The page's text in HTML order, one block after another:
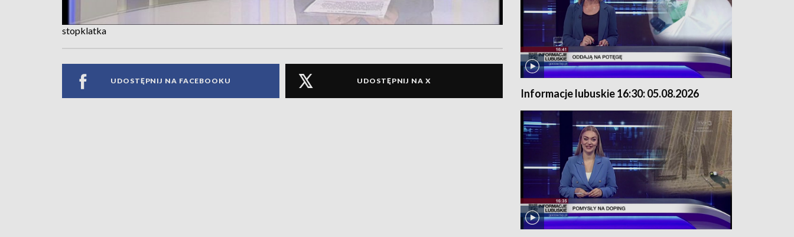
stopklatka
UDOSTĘPNIJ NA FACEBOOKU UDOSTĘPNIJ NA X
Informacje lubuskie 16:30: 05.08.2026